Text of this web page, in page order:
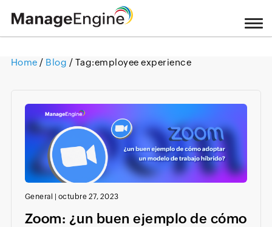
Home / Blog / Tag:employee experience
General octubre 27, 2023
Zoom: ¿un buen ejemplo de cómo